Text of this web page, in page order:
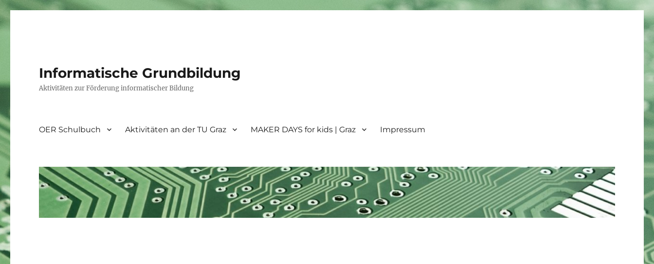
Informatische Grundbildung
Aktivitäten zur Förderung informatischer Bildung
OER Schulbuch Aktivitäten an der TU Graz MAKER DAYS for kids | Graz Impressum